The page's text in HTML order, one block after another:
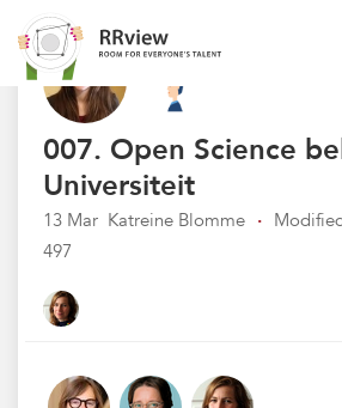
Kennisbank // Knowledge
007. Open Science
Universiteit
13 Mar Katreine Blomme ·
497